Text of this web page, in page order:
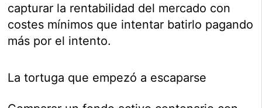
capturar la rentabilidad del mercado con
costes mínimos que intentar batirlo pagando
más por el intento.
La tortuga que empezó a escaparse